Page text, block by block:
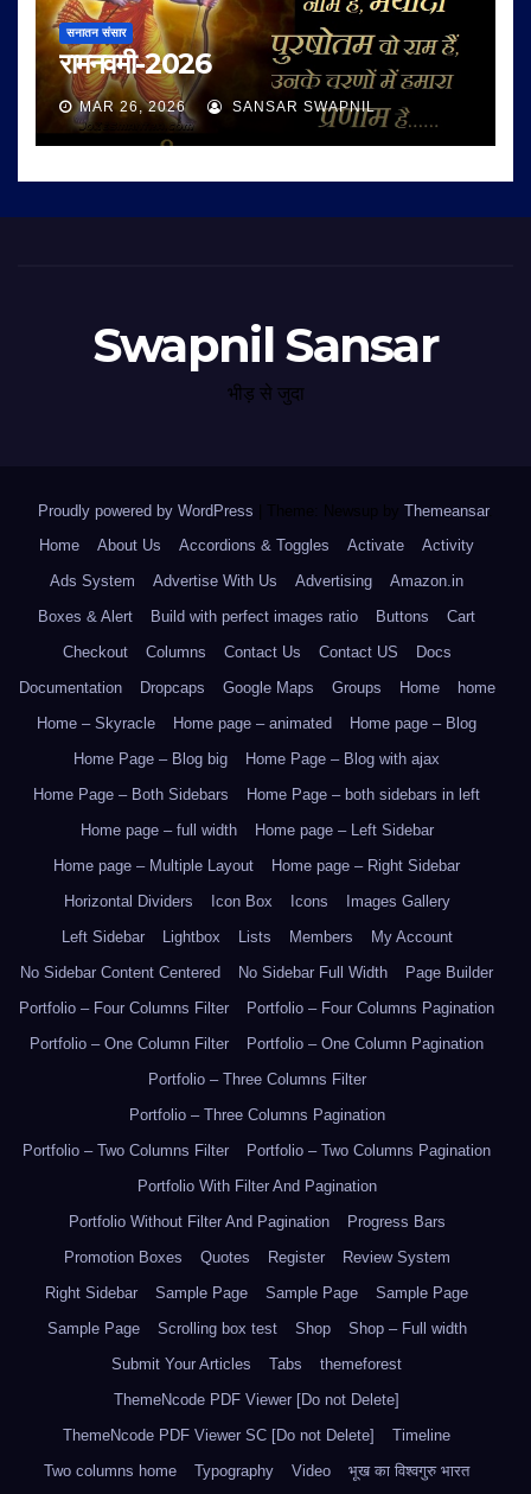
सनातन संसार
रामनवमी-2026
MAR 26, 2026 SANSAR SWAPNIL
Swapnil Sansar
भीड़ से जुदा
Proudly powered by WordPress Theme: Newsup by Themeansar.
Home
About Us Accordions & Toggles Activate
Activity
Ads System
Advertise With Us Advertising
Amazon.in
Boxes & Alert
Build with perfect images ratio Buttons
Cart
Checkout
Columns Contact Us Contact US
Docs
Documentation
Dropcaps Google Maps Groups Home
home
Home – Skyracle
Home page – animated
Home page – Blog
Home Page – Blog big
Home Page – Blog with ajax
Home Page – Both Sidebars
Home Page – both sidebars in left
Home page – full width
Home page – Left Sidebar
Home page – Multiple Layout
Home page – Right Sidebar
Horizontal Dividers
Icon Box Icons
Images Gallery
Left Sidebar
Lightbox Lists Members
My Account
No Sidebar Content Centered
No Sidebar Full Width
Page Builder
Portfolio – Four Columns Filter
Portfolio – Four Columns Pagination
Portfolio – One Column Filter
Portfolio – One Column Pagination
Portfolio – Three Columns Filter
Portfolio – Three Columns Pagination
Portfolio – Two Columns Filter
Portfolio – Two Columns Pagination
Portfolio With Filter And Pagination
Portfolio Without Filter And Pagination
Progress Bars
Promotion Boxes
Quotes Register
Review System
Right Sidebar
Sample Page Sample Page
Sample Page
Sample Page
Scrolling box test Shop
Shop – Full width
Submit Your Articles
Tabs
themeforest
ThemeNcode PDF Viewer [Do not Delete]
ThemeNcode PDF Viewer SC [Do not Delete]
Timeline
Two columns home
Typography Video भूख का विश्वगुरु भारत